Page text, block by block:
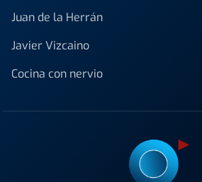
Juan de la Herrán
Javier Vizcaino
Cocina con nervio